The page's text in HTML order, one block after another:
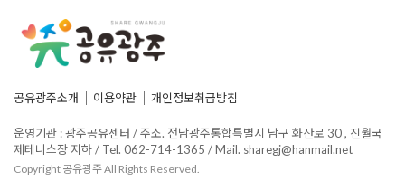
공유광주소개 이용약관 개인정보취급방침
운영기관 : 광주공유센터 / 주소. 전남광주통합특별시 남구 화산로 30 , 진월국
제테니스장 지하 / Tel. 062-714-1365 / Mail. sharegj@hanmail.net
Copyright 공유광주 All Rights Reserved.